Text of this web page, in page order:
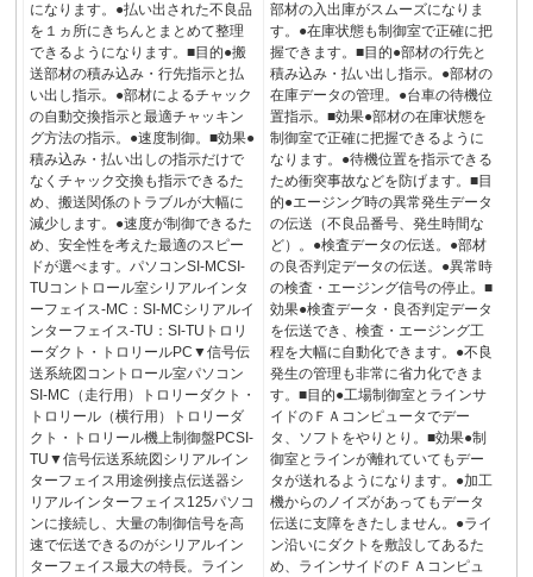
になります。●払い出された不良品
を１ヵ所にきちんとまとめて整理
できるようになります。■目的●搬
送部材の積み込み・行先指示と払
い出し指示。●部材によるチャック
の自動交換指示と最適チャッキン
グ方法の指示。●速度制御。■効果●
積み込み・払い出しの指示だけで
なくチャック交換も指示できるた
め、搬送関係のトラブルが大幅に
減少します。●速度が制御できるた
め、安全性を考えた最適のスピー
ドが選べます。パソコンSI-MCSI-
TUコントロール室シリアルインタ
ーフェイス-MC：SI-MCシリアルイ
ンターフェイス-TU：SI-TUトロリ
ーダクト・トロリールPC▼信号伝
送系統図コントロール室パソコン
SI-MC（走行用）トロリーダクト・
トロリール（横行用）トロリーダ
クト・トロリール機上制御盤PCSI-
TU▼信号伝送系統図シリアルイン
ターフェイス用途例接点伝送器シ
リアルインターフェイス125パソコ
ンに接続し、大量の制御信号を高
速で伝送できるのがシリアルイン
ターフェイス最大の特長。ライン
部材の入出庫がスムーズになりま
す。●在庫状態も制御室で正確に把
握できます。■目的●部材の行先と
積み込み・払い出し指示。●部材の
在庫データの管理。●台車の待機位
置指示。■効果●部材の在庫状態を
制御室で正確に把握できるように
なります。●待機位置を指示できる
ため衝突事故などを防げます。■目
的●エージング時の異常発生データ
の伝送（不良品番号、発生時間な
ど）。●検査データの伝送。●部材
の良否判定データの伝送。●異常時
の検査・エージング信号の停止。■
効果●検査データ・良否判定データ
を伝送でき、検査・エージング工
程を大幅に自動化できます。●不良
発生の管理も非常に省力化できま
す。■目的●工場制御室とラインサ
イドのＦＡコンピュータでデー
タ、ソフトをやりとり。■効果●制
御室とラインが離れていてもデー
タが送れるようになります。●加工
機からのノイズがあってもデータ
伝送に支障をきたしません。●ライ
ン沿いにダクトを敷設してあるた
め、ラインサイドのＦＡコンピュ